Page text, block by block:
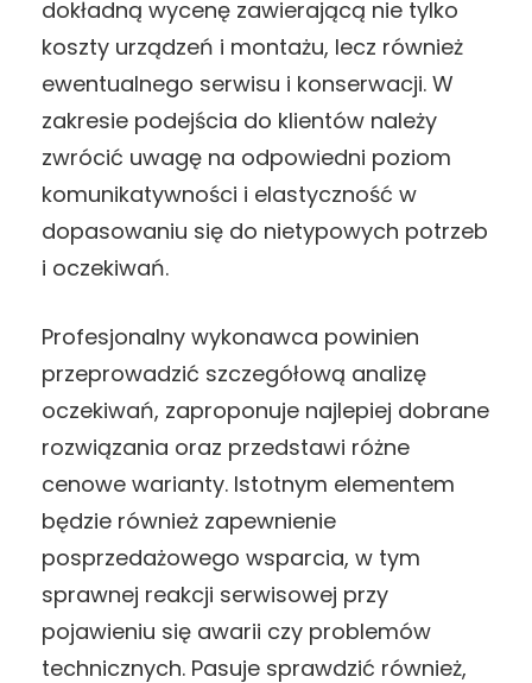
dokładną wycenę zawierającą nie tylko
koszty urządzeń i montażu, lecz również
ewentualnego serwisu i konserwacji. W
zakresie podejścia do klientów należy
zwrócić uwagę na odpowiedni poziom
komunikatywności i elastyczność w
dopasowaniu się do nietypowych potrzeb
i oczekiwań.
Profesjonalny wykonawca powinien
przeprowadzić szczegółową analizę
oczekiwań, zaproponuje najlepiej dobrane
rozwiązania oraz przedstawi różne
cenowe warianty. Istotnym elementem
będzie również zapewnienie
posprzedażowego wsparcia, w tym
sprawnej reakcji serwisowej przy
pojawieniu się awarii czy problemów
technicznych. Pasuje sprawdzić również,